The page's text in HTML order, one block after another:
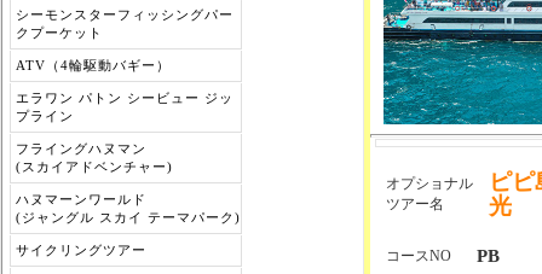
シーモンスターフィッシングパー
クプーケット
ATV（4輪駆動バギー）
エラワン パトン シービュー ジッ
プライン
フライングハヌマン
(スカイアドベンチャー)
ハヌマーンワールド
(ジャングル スカイ テーマパーク)
サイクリングツアー
オプショナル
ツアー名
ピ
光
コースNO PB